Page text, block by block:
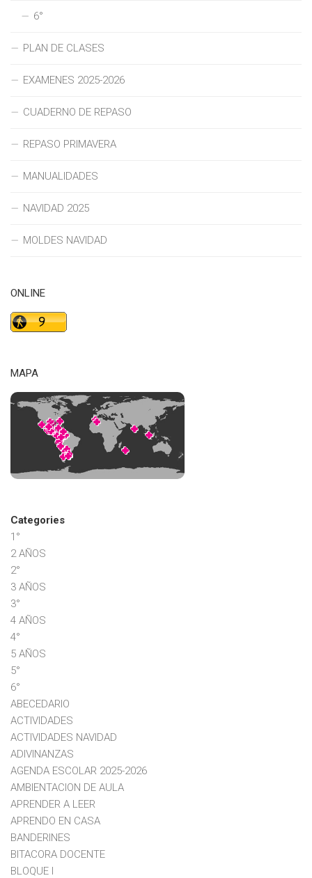
6°
PLAN DE CLASES
EXAMENES 2025-2026
CUADERNO DE REPASO
REPASO PRIMAVERA
MANUALIDADES
NAVIDAD 2025
MOLDES NAVIDAD
ONLINE
MAPA
Categories
1°
2 AÑOS
2°
3 AÑOS
3°
4 AÑOS
4°
5 AÑOS
5°
6°
ABECEDARIO
ACTIVIDADES
ACTIVIDADES NAVIDAD
ADIVINANZAS
AGENDA ESCOLAR 2025-2026
AMBIENTACION DE AULA
APRENDER A LEER
APRENDO EN CASA
BANDERINES
BITACORA DOCENTE
BLOQUE I